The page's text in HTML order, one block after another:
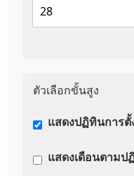
ตัวเลือกขั้นสูง
แสดงปฏิทินการตั้
แสดงเดือนตาม